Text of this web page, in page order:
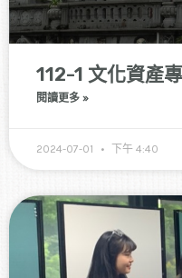
112-1 文化資產
閱讀更多 »
2024-07-01 下午 4:40